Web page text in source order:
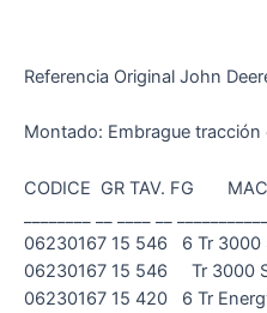
Referencia Original John
Montado: Embrague tracción
CODICE GR TAV. FG
06230167 15 546 6 Tr 3000
06230167 15 546 Tr 3000
06230167 15 420 6 Tr